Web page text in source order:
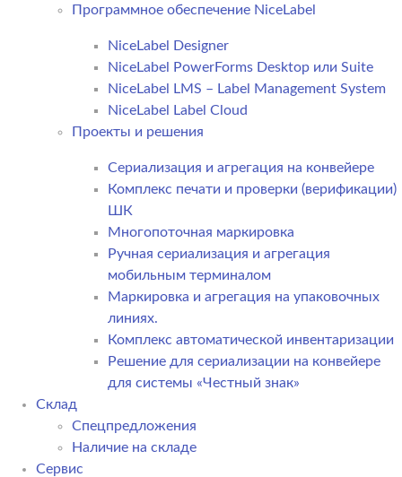
Программное обеспечение NiceLabel
NiceLabel Designer
NiceLabel PowerForms Desktop или Suite
NiceLabel LMS – Label Management System
NiceLabel Label Cloud
Проекты и решения
Сериализация и агрегация на конвейере
Комплекс печати и проверки (верификации)
ШК
Многопоточная маркировка
Ручная сериализация и агрегация
мобильным терминалом
Маркировка и агрегация на упаковочных
линиях.
Комплекс автоматической инвентаризации
Решение для сериализации на конвейере
для системы «Честный знак»
Склад
Спецпредложения
Наличие на складе
Сервис